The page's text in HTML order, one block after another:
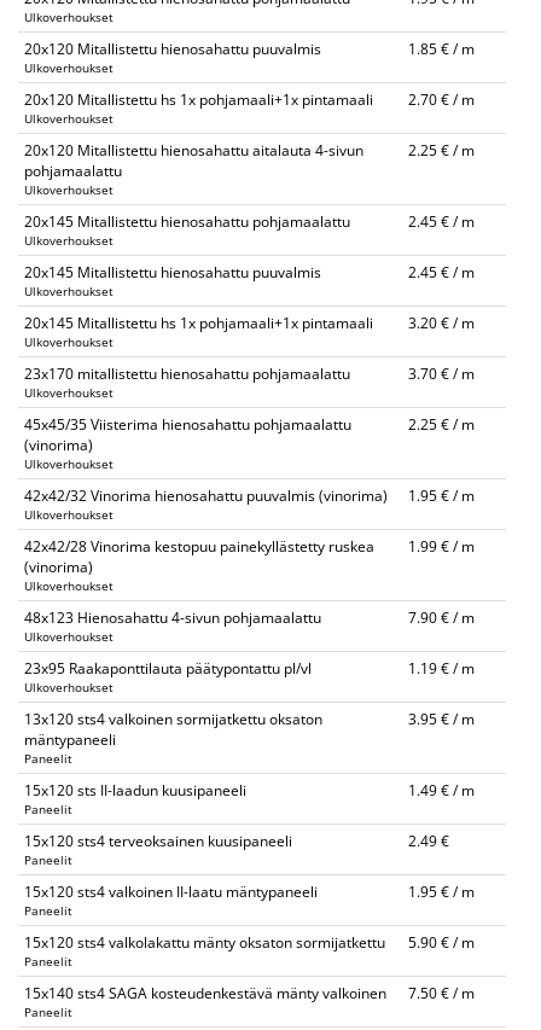
Ulkoverhoukset
20x120 Mitallistettu hienosahattu puuvalmis
Ulkoverhoukset
1.85 € / m
20x120 Mitallistettu hs 1x pohjamaali+1x pintamaali
Ulkoverhoukset
2.70 € / m
20x120 Mitallistettu hienosahattu aitalauta 4-sivun
pohjamaalattu
Ulkoverhoukset
2.25 € / m
20x145 Mitallistettu hienosahattu pohjamaalattu
Ulkoverhoukset
2.45 € / m
20x145 Mitallistettu hienosahattu puuvalmis
Ulkoverhoukset
2.45 € / m
20x145 Mitallistettu hs 1x pohjamaali+1x pintamaali
Ulkoverhoukset
3.20 € / m
23x170 mitallistettu hienosahattu pohjamaalattu
Ulkoverhoukset
3.70 € / m
45x45/35 Viisterima hienosahattu pohjamaalattu
(vinorima)
Ulkoverhoukset
2.25 € / m
42x42/32 Vinorima hienosahattu puuvalmis (vinorima)
Ulkoverhoukset
1.95 € / m
42x42/28 Vinorima kestopuu painekyllästetty ruskea
(vinorima)
Ulkoverhoukset
1.99 € / m
48x123 Hienosahattu 4-sivun pohjamaalattu
Ulkoverhoukset
7.90 € / m
23x95 Raakaponttilauta päätypontattu pl/vl
Ulkoverhoukset
1.19 € / m
13x120 sts4 valkoinen sormijatkettu oksaton
mäntypaneeli
Paneelit
3.95 € / m
15x120 sts II-laadun kuusipaneeli
Paneelit
1.49 € / m
15x120 sts4 terveoksainen kuusipaneeli
Paneelit
2.49 €
15x120 sts4 valkoinen II-laatu mäntypaneeli
Paneelit
1.95 € / m
15x120 sts4 valkolakattu mänty oksaton sormijatkettu
Paneelit
5.90 € / m
15x140 sts4 SAGA kosteudenkestävä mänty valkoinen
Paneelit
7.50 € / m